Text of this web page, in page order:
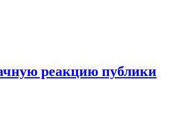
реакцию публики